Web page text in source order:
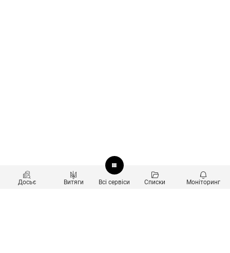
Досьє Витяги Всі сервіси Списки Моніторинг